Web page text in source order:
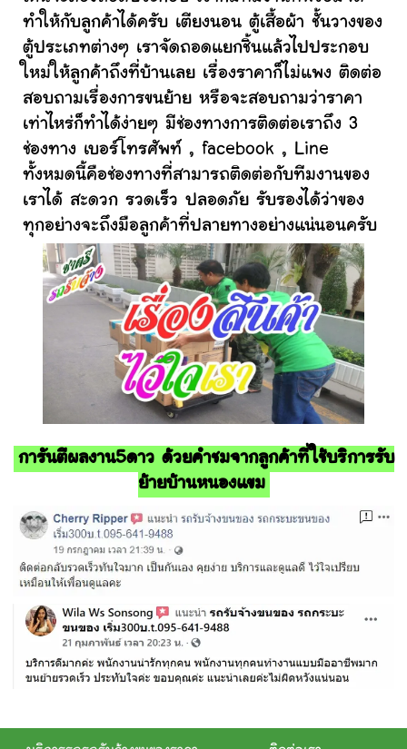
ทำให้กับลูกค้าได้ครับ เตียงนอน ตู้เสื้อผ้า ชั้นวางของ
ตู้ประเภทต่างๆ เราจัดถอดแยกชิ้นแล้วไปประกอบ
ใหม่ให้ลูกค้าถึงที่บ้านเลย เรื่องราคาก็ไม่แพง ติดต่อ
สอบถามเรื่องการขนย้าย หรือจะสอบถามว่าราคา
เท่าไหร่ก็ทำได้ง่ายๆ มีช่องทางการติดต่อเราถึง 3
ช่องทาง เบอร์โทรศัพท์ , facebook , Line
ทั้งหมดนี้คือช่องทางที่สามารถติดต่อกับทีมงานของ
เราได้ สะดวก รวดเร็ว ปลอดภัย รับรองได้ว่าของ
ทุกอย่างจะถึงมือลูกค้าที่ปลายทางอย่างแน่นอนครับ
การันตีผลงาน5ดาว ด้วยคำชมจากลูกค้าที่ใช้บริการรับ
ย้ายบ้านหนองแขม